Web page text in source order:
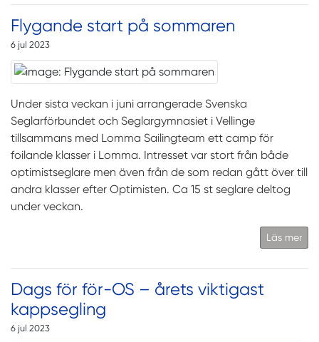
Flygande start på sommaren
6 jul 2023
Under sista veckan i juni arrangerade Svenska
Seglarförbundet och Seglargymnasiet i Vellinge
tillsammans med Lomma Sailingteam ett camp för
foilande klasser i Lomma. Intresset var stort från både
optimistseglare men även från de som redan gått över till
andra klasser efter Optimisten. Ca 15 st seglare deltog
under veckan.
Läs mer
Dags för för-OS – årets viktigast
kappsegling
6 jul 2023